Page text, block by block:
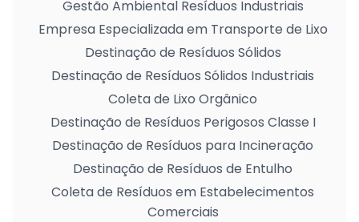
Gestão Ambiental Resíduos Industriais
Empresa Especializada em Transporte de Lixo
Destinação de Resíduos Sólidos
Destinação de Resíduos Sólidos Industriais
Coleta de Lixo Orgânico
Destinação de Resíduos Perigosos Classe I
Destinação de Resíduos para Incineração
Destinação de Resíduos de Entulho
Coleta de Resíduos em Estabelecimentos
Comerciais